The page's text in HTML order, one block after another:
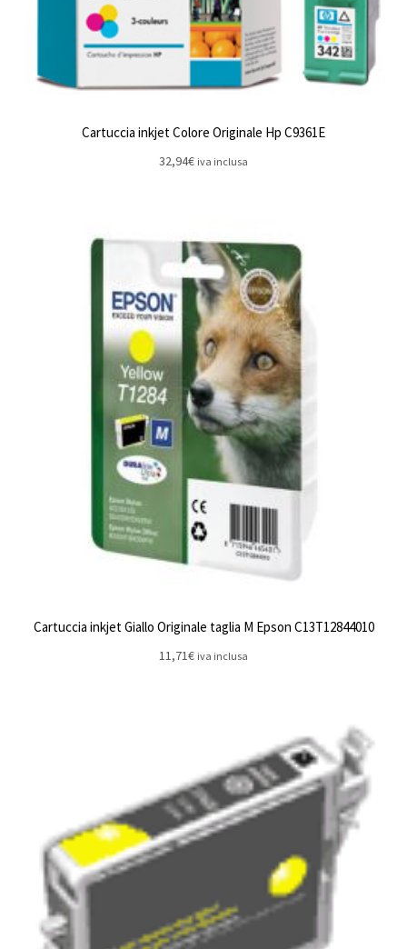
Cartuccia inkjet Colore Originale Hp C9361E
32,94€ iva inclusa
Cartuccia inkjet Giallo Originale taglia M Epson C13T12844010
11,71€ iva inclusa